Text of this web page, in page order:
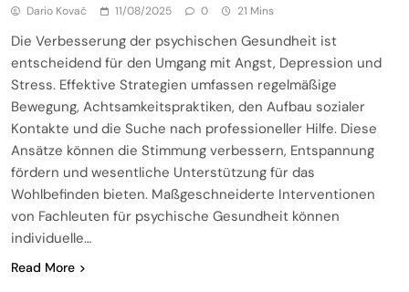
Dario Kovač 11/08/2025 0 21 Mins
Die Verbesserung der psychischen Gesundheit ist
entscheidend für den Umgang mit Angst, Depression und
Stress. Effektive Strategien umfassen regelmäßige
Bewegung, Achtsamkeitspraktiken, den Aufbau sozialer
Kontakte und die Suche nach professioneller Hilfe. Diese
Ansätze können die Stimmung verbessern, Entspannung
fördern und wesentliche Unterstützung für das
Wohlbefinden bieten. Maßgeschneiderte Interventionen
von Fachleuten für psychische Gesundheit können
individuelle…
Read More